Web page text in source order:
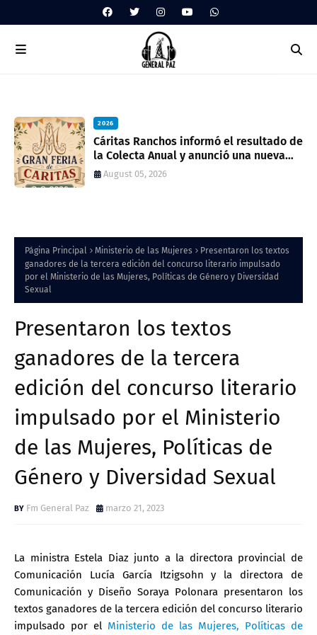
2026
Cáritas Ranchos informó el resultado de
la Colecta Anual y anunció una nueva
feria solidaria
August 05, 2026
Página Principal Ministerio de las Mujeres
Presentaron los textos
ganadores de la tercera edición del concurso literario impulsado
por el Ministerio de las Mujeres, Políticas de Género y Diversidad
Sexual
Presentaron los textos
ganadores de la tercera
edición del concurso literario
impulsado por el Ministerio
de las Mujeres, Políticas de
Género y Diversidad Sexual
Fm General Paz marzo 21, 2023
La ministra Estela Diaz junto a la directora provincial de
Comunicación Lucía García Itzigsohn y la directora de
Comunicación y Diseño Soraya Polonara presentaron los
textos ganadores de la tercera edición del concurso literario
impulsado por el Ministerio de las Mujeres, Políticas de